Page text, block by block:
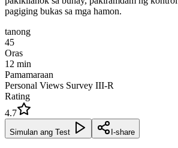
pagiging bukas sa mga hamon.
tanong
45
Oras
12 min
Pamamaraan
Personal Views Survey III-R
Rating
4.7
Simulan ang Test I-share